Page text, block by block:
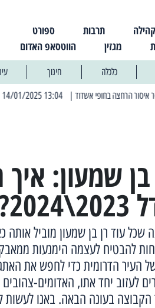
תרבות
ספורט
מגזין הווטסאפ האדום
כלכלה חינוך
| 13:04 14/01/2025 עובדים בלילות: עבודות קרצוף וריבוד אספלט
שמעון:
שכל עוד רן בן שמעון מוביל
להבטיח לעצמה הימנעות
הדרומית כדי לחפש את
לעזוב יחד אתו, האדומים-צהובים
בעונה הבאה. באנו לעשות